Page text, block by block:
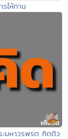
ให้ทาน
ะมหาวรพรต กิตติว